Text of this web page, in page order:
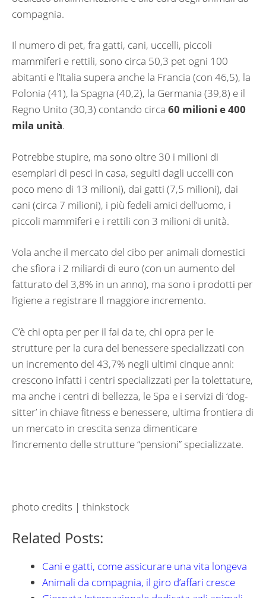
compagnia.
Il numero di pet, fra gatti, cani, uccelli, piccoli
mammiferi e rettili, sono circa 50,3 pet ogni 100
abitanti e l’Italia supera anche la Francia (con 46,5), la
Polonia (41), la Spagna (40,2), la Germania (39,8) e il
Regno Unito (30,3) contando circa 60 milioni e 400
mila unità.
Potrebbe stupire, ma sono oltre 30 i milioni di
esemplari di pesci in casa, seguiti dagli uccelli con
poco meno di 13 milioni), dai gatti (7,5 milioni), dai
cani (circa 7 milioni), i più fedeli amici dell’uomo, i
piccoli mammiferi e i rettili con 3 milioni di unità.
Vola anche il mercato del cibo per animali domestici
che sfiora i 2 miliardi di euro (con un aumento del
fatturato del 3,8% in un anno), ma sono i prodotti per
l’igiene a registrare Il maggiore incremento.
C’è chi opta per per il fai da te, chi opra per le
strutture per la cura del benessere specializzati con
un incremento del 43,7% negli ultimi cinque anni:
crescono infatti i centri specializzati per la tolettature,
ma anche i centri di bellezza, le Spa e i servizi di ‘dog-
sitter’ in chiave fitness e benessere, ultima frontiera di
un mercato in crescita senza dimenticare
l’incremento delle strutture “pensioni” specializzate.
photo credits | thinkstock
Related Posts:
Cani e gatti, come assicurare una vita longeva
Animali da compagnia, il giro d’affari cresce